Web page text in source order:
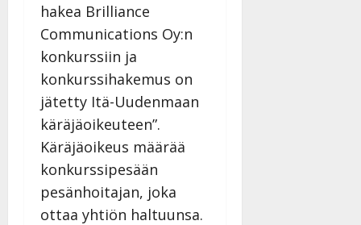
hakea Brilliance
Communications Oy:n
konkurssiin ja
konkurssihakemus on
jätetty Itä-Uudenmaan
käräjäoikeuteen”.
Käräjäoikeus määrää
konkurssipesään
pesänhoitajan, joka
ottaa yhtiön haltuunsa.